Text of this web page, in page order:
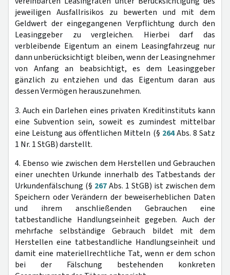
jeweiligen Ausfallrisikos zu bewerten und mit dem
Geldwert der eingegangenen Verpflichtung durch den
Leasinggeber zu vergleichen. Hierbei darf das
verbleibende Eigentum an einem Leasingfahrzeug nur
dann unberücksichtigt bleiben, wenn der Leasingnehmer
von Anfang an beabsichtigt, es dem Leasinggeber
gänzlich zu entziehen und das Eigentum daran aus
dessen Vermögen herauszunehmen.
3. Auch ein Darlehen eines privaten Kreditinstituts kann
eine Subvention sein, soweit es zumindest mittelbar
eine Leistung aus öffentlichen Mitteln (§ 264Abs. 8 Satz
1 Nr. 1 StGB) darstellt.
4. Ebenso wie zwischen dem Herstellen und Gebrauchen
einer unechten Urkunde innerhalb des Tatbestands der
Urkundenfälschung (§ 267Abs. 1 StGB) ist zwischen dem
Speichern oder Verändern der beweiserheblichen Daten
und ihrem anschließenden Gebrauchen eine
tatbestandliche Handlungseinheit gegeben. Auch der
mehrfache selbständige Gebrauch bildet mit dem
Herstellen eine tatbestandliche Handlungseinheit und
damit eine materiellrechtliche Tat, wenn er dem schon
bei der Fälschung bestehenden konkreten